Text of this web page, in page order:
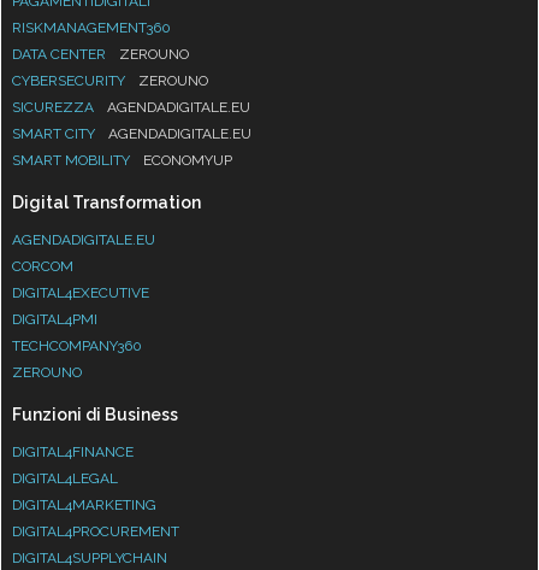
RISKMANAGEMENT360
DATA CENTER
ZEROUNO
CYBERSECURITY
ZEROUNO
SICUREZZA
AGENDADIGITALE.EU
SMART CITY
AGENDADIGITALE.EU
SMART MOBILITY
ECONOMYUP
Digital Transformation
AGENDADIGITALE.EU
CORCOM
DIGITAL4EXECUTIVE
DIGITAL4PMI
TECHCOMPANY360
ZEROUNO
Funzioni di Business
DIGITAL4FINANCE
DIGITAL4LEGAL
DIGITAL4MARKETING
DIGITAL4PROCUREMENT
DIGITAL4SUPPLYCHAIN